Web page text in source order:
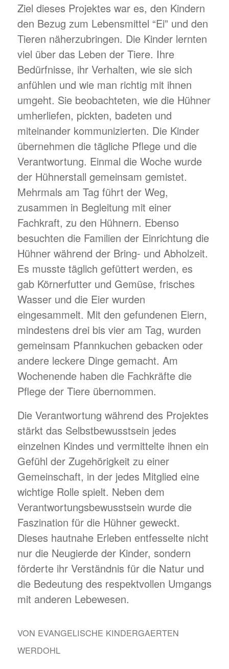
Ziel dieses Projektes war es, den Kindern
den Bezug zum Lebensmittel “Ei” und den
Tieren näherzubringen. Die Kinder lernten
viel über das Leben der Tiere. Ihre
Bedürfnisse, ihr Verhalten, wie sie sich
anfühlen und wie man richtig mit ihnen
umgeht. Sie beobachteten, wie die Hühner
umherliefen, pickten, badeten und
miteinander kommunizierten. Die Kinder
übernehmen die tägliche Pflege und die
Verantwortung. Einmal die Woche wurde
der Hühnerstall gemeinsam gemistet.
Mehrmals am Tag führt der Weg,
zusammen in Begleitung mit einer
Fachkraft, zu den Hühnern. Ebenso
besuchten die Familien der Einrichtung die
Hühner während der Bring- und Abholzeit.
Es musste täglich gefüttert werden, es
gab Körnerfutter und Gemüse, frisches
Wasser und die Eier wurden
eingesammelt. Mit den gefundenen Eiern,
mindestens drei bis vier am Tag, wurden
gemeinsam Pfannkuchen gebacken oder
andere leckere Dinge gemacht. Am
Wochenende haben die Fachkräfte die
Pflege der Tiere übernommen.
Die Verantwortung während des Projektes
stärkt das Selbstbewusstsein jedes
einzelnen Kindes und vermittelte ihnen ein
Gefühl der Zugehörigkeit zu einer
Gemeinschaft, in der jedes Mitglied eine
wichtige Rolle spielt. Neben dem
Verantwortungsbewusstsein wurde die
Faszination für die Hühner geweckt.
Dieses hautnahe Erleben entfesselte nicht
nur die Neugierde der Kinder, sondern
förderte ihr Verständnis für die Natur und
die Bedeutung des respektvollen Umgangs
mit anderen Lebewesen.
VON EVANGELISCHE KINDERGAERTEN
WERDOHL